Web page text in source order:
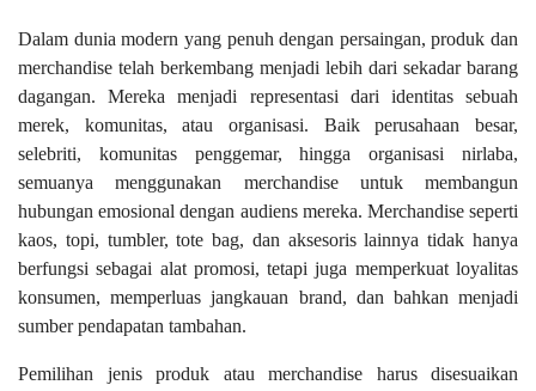
Dalam dunia modern yang penuh dengan persaingan, produk dan
merchandise telah berkembang menjadi lebih dari sekadar barang
dagangan. Mereka menjadi representasi dari identitas sebuah
merek, komunitas, atau organisasi. Baik perusahaan besar,
selebriti, komunitas penggemar, hingga organisasi nirlaba,
semuanya menggunakan merchandise untuk membangun
hubungan emosional dengan audiens mereka. Merchandise seperti
kaos, topi, tumbler, tote bag, dan aksesoris lainnya tidak hanya
berfungsi sebagai alat promosi, tetapi juga memperkuat loyalitas
konsumen, memperluas jangkauan brand, dan bahkan menjadi
sumber pendapatan tambahan.
Pemilihan jenis produk atau merchandise harus disesuaikan